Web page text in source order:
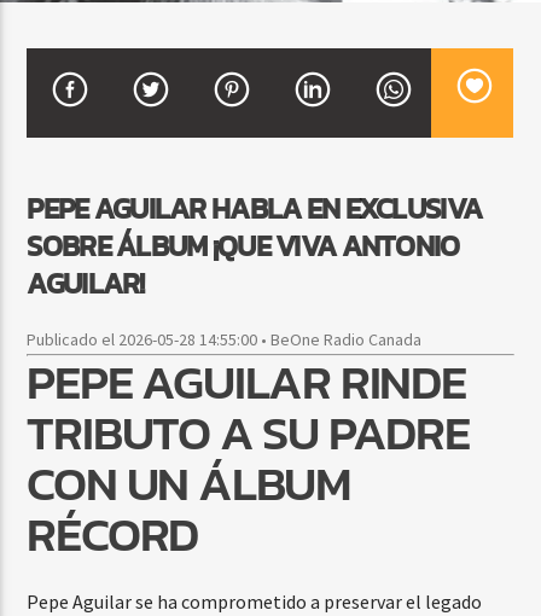
CURRENT SHOW
BALADAS ROMÁNTICAS
Beone Radio
PEPE AGUILAR HABLA EN EXCLUSIVA
SOBRE ÁLBUM ¡QUE VIVA ANTONIO
AGUILAR!
Publicado el 2026-05-28 14:55:00 • BeOne Radio Canada
PEPE AGUILAR RINDE
TRIBUTO A SU PADRE
CON UN ÁLBUM
RÉCORD
Pepe Aguilar se ha comprometido a preservar el legado